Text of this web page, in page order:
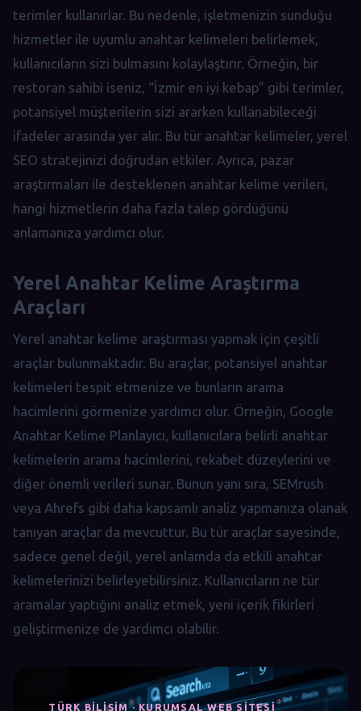
terimler kullanırlar. Bu nedenle, işletmenizin sunduğu
hizmetler ile uyumlu anahtar kelimeleri belirlemek,
kullanıcıların sizi bulmasını kolaylaştırır. Örneğin, bir
restoran sahibi iseniz, “İzmir en iyi kebap” gibi terimler,
potansiyel müşterilerin sizi ararken kullanabileceği
ifadeler arasında yer alır. Bu tür anahtar kelimeler, yerel
SEO stratejinizi doğrudan etkiler. Ayrıca, pazar
araştırmaları ile desteklenen anahtar kelime verileri,
hangi hizmetlerin daha fazla talep gördüğünü
anlamanıza yardımcı olur.
Yerel Anahtar Kelime Araştırma
Araçları
Yerel anahtar kelime araştırması yapmak için çeşitli
araçlar bulunmaktadır. Bu araçlar, potansiyel anahtar
kelimeleri tespit etmenize ve bunların arama
hacimlerini görmenize yardımcı olur. Örneğin, Google
Anahtar Kelime Planlayıcı, kullanıcılara belirli anahtar
kelimelerin arama hacimlerini, rekabet düzeylerini ve
diğer önemli verileri sunar. Bunun yanı sıra, SEMrush
veya Ahrefs gibi daha kapsamlı analiz yapmanıza olanak
tanıyan araçlar da mevcuttur. Bu tür araçlar sayesinde,
sadece genel değil, yerel anlamda da etkili anahtar
kelimelerinizi belirleyebilirsiniz. Kullanıcıların ne tür
aramalar yaptığını analiz etmek, yeni içerik fikirleri
geliştirmenize de yardımcı olabilir.
TÜRK BILIŞIM · KURUMSAL WEB SITESI